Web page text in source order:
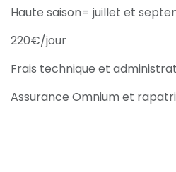
Haute saison= juillet et
220€/jour
Frais technique et
Assurance Omnium et